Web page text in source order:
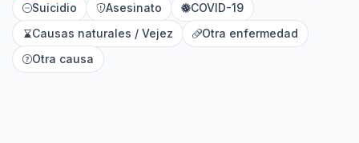
Suicidio
Asesinato
COVID-19
Causas naturales / Vejez
Otra enfermedad
Otra causa